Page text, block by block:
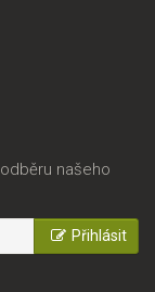
našeho
Přihlásit